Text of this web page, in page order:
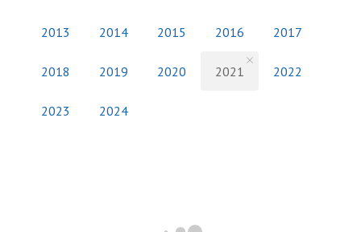
2013 2014 2015 2016 2017
2018 2019 2020 2021 2022
2023 2024